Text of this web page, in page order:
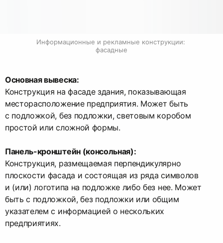
Информационные и рекламные конструкции:
фасадные
Основная вывеска:
Конструкция на фасаде здания, показывающая
месторасположение предприятия. Может быть
с подложкой, без подложки, световым коробом
простой или сложной формы.
Панель-кронштейн (консольная):
Конструкция, размещаемая перпендикулярно
плоскости фасада и состоящая из ряда символов
и (или) логотипа на подложке либо без нее. Может
быть с подложкой, без подложки или общим
указателем с информацией о нескольких
предприятиях.